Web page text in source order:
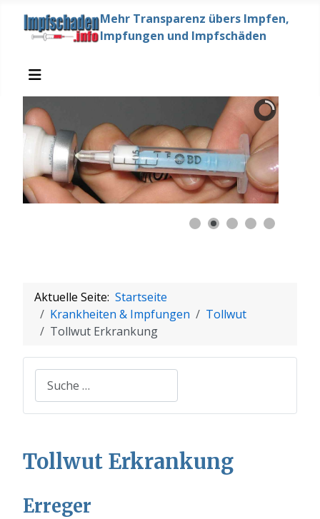
Mehr Transparenz übers Impfen,
Impfungen und Impfschäden
Aktuelle Seite: Startseite
Krankheiten & Impfungen
Tollwut
Tollwut Erkrankung
Suchen
Tollwut Erkrankung
Erreger